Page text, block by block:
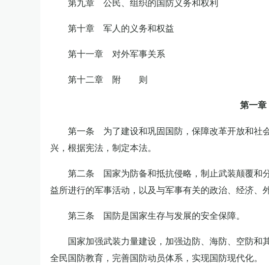
第十章 军人的义务和权益
第十一章 对外军事关系
第十二章 附 则
第一
第一条 为了建设和巩固国防，保障改革开放和社
兴，根据宪法，制定本法。
第二条 国家为防备和抵抗侵略，制止武装颠覆和
益所进行的军事活动，以及与军事有关的政治、经济、
第三条 国防是国家生存与发展的安全保障。
国家加强武装力量建设，加强边防、海防、空防
全民国防教育，完善国防动员体系，实现国防现代化。